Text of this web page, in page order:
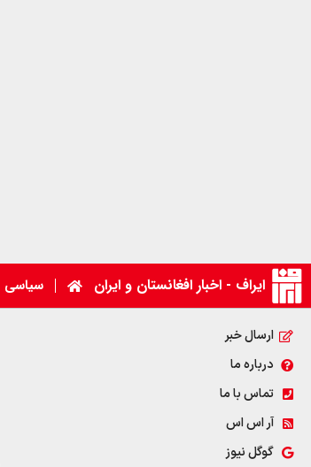
ایراف - اخبار افغانستان و ایران سیاسی
ارسال خبر
درباره ما
تماس با ما
آر اس اس
گوگل نیوز